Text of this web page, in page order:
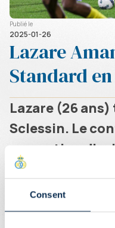
Consent
Publié le
2025-01-26
Lazare
Standard
Lazare (26
Sclessin. Le
une option
Union Content Team